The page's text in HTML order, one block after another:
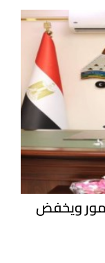
ويخفض